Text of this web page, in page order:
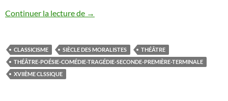
Continuer la lecture de LE CLASSICISME DEF
→
CLASSICISME SIÈCLE DES MORALISTES
THÉÂTRE
THÉÂTRE-POÉSIE-COMÉDIE-TRAGÉDIE-SECONDE-PREMIÈRE-TERMINALE
XVIIÈME CLSSIQUE